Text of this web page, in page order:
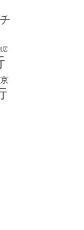
居